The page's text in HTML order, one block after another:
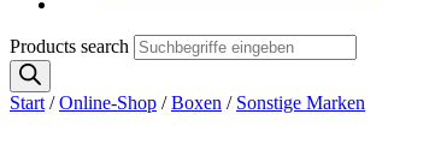
Products search
Start /Online-Shop /Boxen / Sonstige Marken